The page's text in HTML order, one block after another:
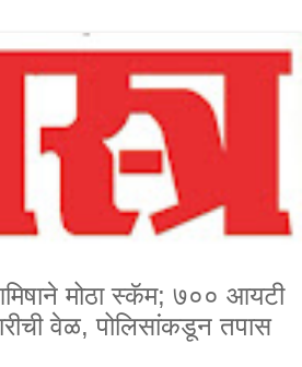
मोठा स्कॅम; ७०० आयटी
वेळ, पोलिसांकडून तपास